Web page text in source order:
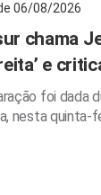
06/08/2026
chama
e
foi dada
nesta quinta-